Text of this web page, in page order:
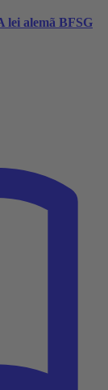
lei alemã BFSG